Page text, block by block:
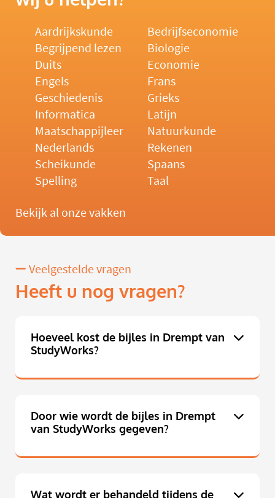
Aardrijkskunde
Bedrijfseconomie
Begrijpend lezen
Biologie
Duits
Economie
Engels
Frans
Geschiedenis
Grieks
Informatica
Latijn
Maatschappijleer
Natuurkunde
Nederlands
Rekenen
Scheikunde
Spaans
Spelling
Taal
Bekijk al onze vakken
Veelgestelde vragen
Heeft u nog vragen?
Hoeveel kost de bijles in Drempt van
StudyWorks?
Door wie wordt de bijles in Drempt
van StudyWorks gegeven?
Wat wordt er behandeld tijdens de